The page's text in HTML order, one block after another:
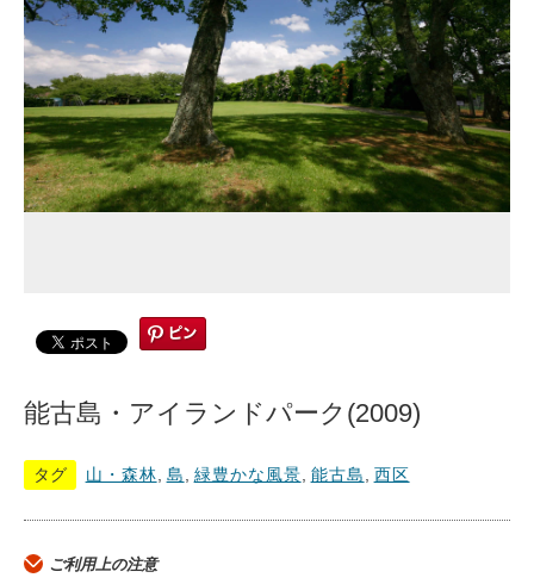
能古島・アイランドパーク(2009)
タグ 山・森林 島 緑豊かな風景 能古島 西区
ご利用上の注意